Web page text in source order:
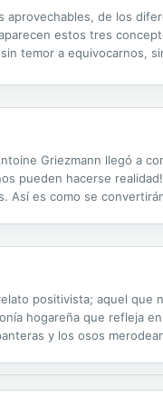
de los
estos tres
temor a equivocarnos,
Griezmann llegó a
pueden hacerse
Así es como se
positivista; aquel que
hogareña que refleja
y los osos